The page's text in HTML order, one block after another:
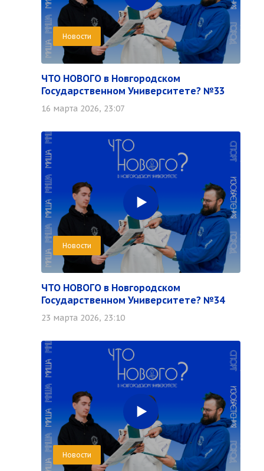
Новости
ЧТО НОВОГО в Новгородском
Государственном Университете? №33
16 марта 2026, 23:07
Новости
ЧТО НОВОГО в Новгородском
Государственном Университете? №34
23 марта 2026, 23:10
Новости